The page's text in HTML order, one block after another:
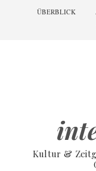
ÜBERBLICK
Kultur &